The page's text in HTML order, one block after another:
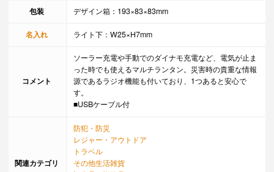
包装 デザイン箱：193×83×83mm
名入れ ライト下：W25×H7mm
コメント
ソーラー充電や手動でのダイナモ充電など、電気が止ま
った時でも使えるマルチランタン。災害時の貴重な情報
源であるラジオ機能も付いており、1つあると安心で
す。
■USBケーブル付
関連カテゴリ
防犯・防災
レジャー・アウトドア
トラベル
その他生活雑貨